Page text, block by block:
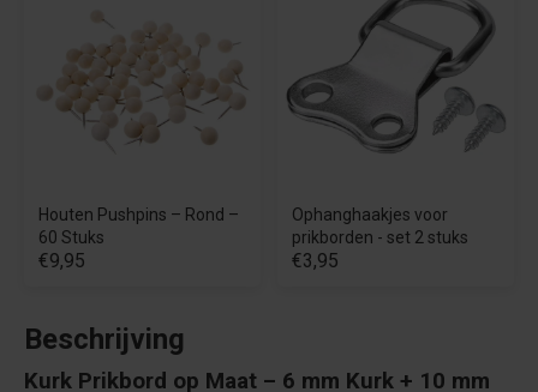
Houten Pushpins – Rond –
60 Stuks
€9,95
Ophanghaakjes voor
prikborden - set 2 stuks
€3,95
Beschrijving
Kurk Prikbord op Maat – 6 mm Kurk + 10 mm